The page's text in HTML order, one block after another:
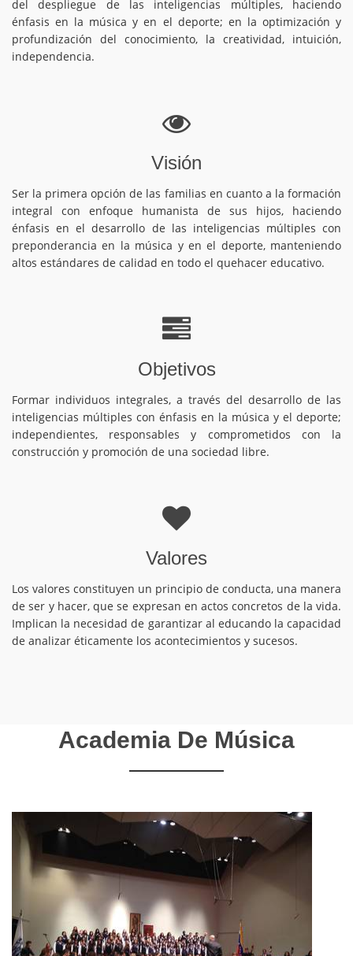
del despliegue de las inteligencias múltiples, haciendo
énfasis en la música y en el deporte; en la optimización y
profundización del conocimiento, la creatividad, intuición,
independencia.
Visión
Ser la primera opción de las familias en cuanto a la formación
integral con enfoque humanista de sus hijos, haciendo
énfasis en el desarrollo de las inteligencias múltiples con
preponderancia en la música y en el deporte, manteniendo
altos estándares de calidad en todo el quehacer educativo.
Objetivos
Formar individuos integrales, a través del desarrollo de las
inteligencias múltiples con énfasis en la música y el deporte;
independientes, responsables y comprometidos con la
construcción y promoción de una sociedad libre.
Valores
Los valores constituyen un principio de conducta, una manera
de ser y hacer, que se expresan en actos concretos de la vida.
Implican la necesidad de garantizar al educando la capacidad
de analizar éticamente los acontecimientos y sucesos.
Academia De Música
ORQUESTAS
La palabra orquesta procede del griego ορχήστρα, orchestra y